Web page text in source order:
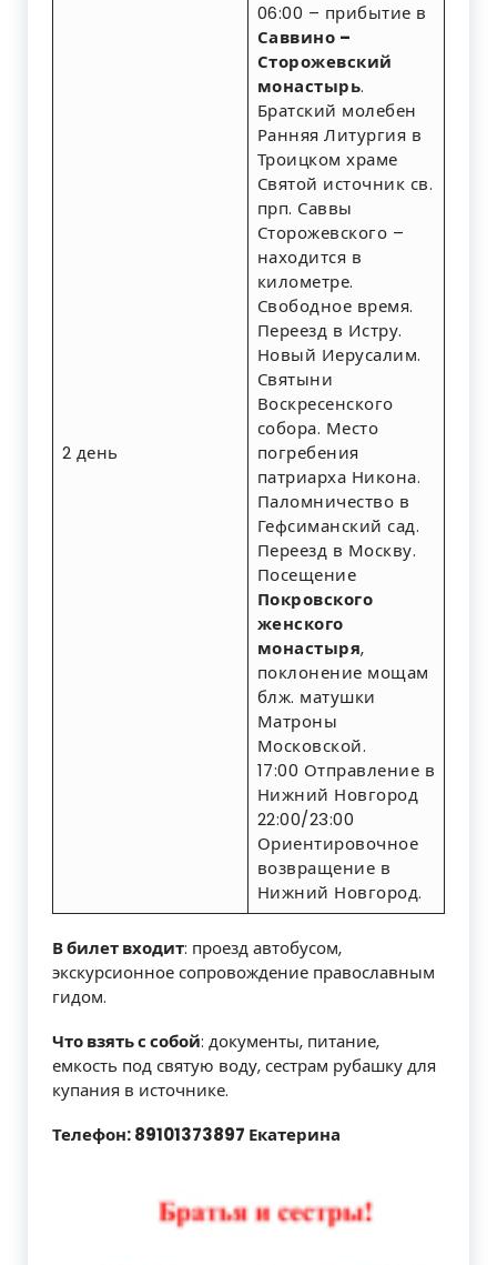
2 день
06:00 – прибытие в
Саввино –
Сторожевский
монастырь.
Братский молебен
Ранняя Литургия в
Троицком храме
Святой источник св.
прп. Саввы
Сторожевского –
находится в
километре.
Свободное время.
Переезд в Истру.
Новый Иерусалим.
Святыни
Воскресенского
собора. Место
погребения
патриарха Никона.
Паломничество в
Гефсиманский сад.
Переезд в Москву.
Посещение
Покровского
женского
монастыря,
поклонение мощам
блж. матушки
Матроны
Московской.
17:00 Отправление в
Нижний Новгород
22:00/23:00
Ориентировочное
возвращение в
Нижний Новгород.
В билет входит: проезд автобусом,
экскурсионное сопровождение православным
гидом.
Что взять с собой: документы, питание,
емкость под святую воду, сестрам рубашку для
купания в источнике.
Телефон: 89101373897 Екатерина